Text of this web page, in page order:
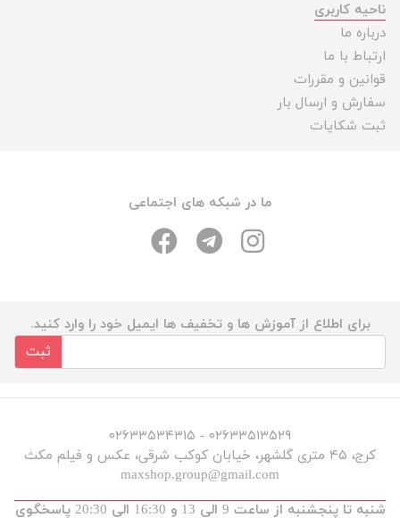
ناحیه کاربری
درباره ما
ارتباط با ما
قوانین و مقررات
سفارش و ارسال بار
ثبت شکایات
ما در شبکه های اجتماعی
برای اطلاع از آموزش ها و تخفیف ها ایمیل خود را وارد کنید.
ثبت
۰۲۶۳۳۵۱۳۵۲۹ - ۰۲۶۳۳۵۳۴۳۱۵
کرج، ۴۵ متری گلشهر، خیابان کوکب شرقی، عکس و فیلم مکث
maxshop.group@gmail.com
شنبه تا پنجشنبه از ساعت 9 الی 13 و 16:30 الی 20:30 پاسخگوی